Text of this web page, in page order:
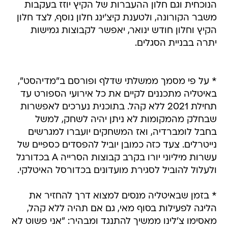
הנוכחית וגם חלון ההעברות של הקיץ יוזז בעקבות
משבר הקורונה, ולטענת קיצ'ינג חלון נוסף, לצד חלון
הקיץ וחלון חודש ינואר, יאפשר לקבוצות גמישות
יתרה בבניית הסגלים.
* על פי מסמך ממשלתי שדלף ופורסם ב"מדיהסט",
באיטליה מתכננים לקיים את כל אירועי הספורט עד
תחילת 2021 ללא קהל. בתוכנית נערכים לאפשרות
שבחלק מהמקומות לא ניתן יהיה לשחק, למשל
בחבל לומברדיה, ואז המשחקים יועברו למגרשים
נייטרלים. צעד כזה כמובן יוביל להפסדים כספיים של
עשרות מיליוני יורו בקרב קבוצות הסרייה A בכדורגל
ולעלול להוביל לסגירת מועדונים בכדורסל האיטלקי.
* בזמן שבאיטליה מנסים למצוא דרך להחזיר את
הליגה לפעילות בסוף מאי, גם אם תהיה ללא קהל,
מאסימו צ'לינו ממשיך להתנגד ומבהיר: "אני פשוט לא